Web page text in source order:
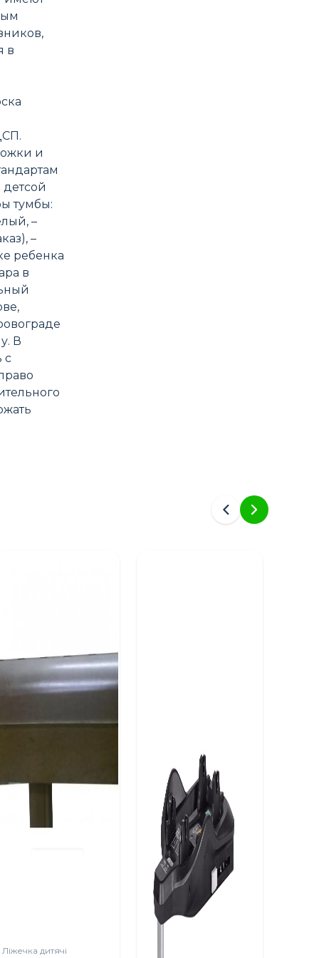
в
и
тумбы:
–
–
ребенка
в
В
с
Ліжечка дитячі